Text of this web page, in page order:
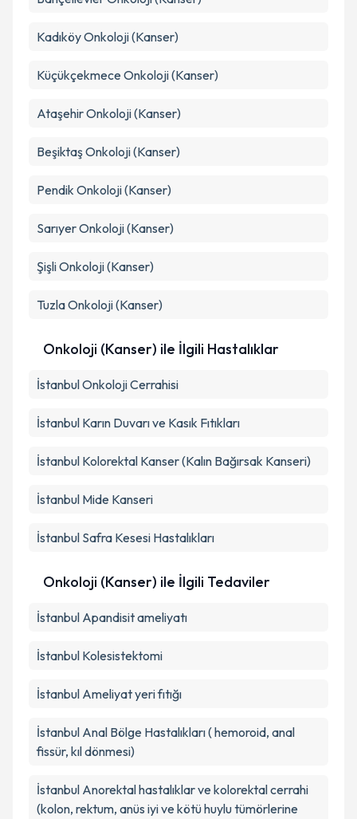
KadıköyOnkoloji (Kanser)
Küçükçekmece Onkoloji (Kanser)
AtaşehirOnkoloji (Kanser)
BeşiktaşOnkoloji (Kanser)
Pendik Onkoloji (Kanser)
SarıyerOnkoloji (Kanser)
ŞişliOnkoloji (Kanser)
TuzlaOnkoloji (Kanser)
Onkoloji (Kanser) ile İlgili Hastalıklar
İstanbul Onkoloji Cerrahisi
İstanbul Karın Duvarı ve Kasık Fıtıkları
İstanbul Kolorektal Kanser (Kalın Bağırsak Kanseri)
İstanbul Mide Kanseri
İstanbul Safra Kesesi Hastalıkları
Onkoloji (Kanser) ile İlgili Tedaviler
İstanbul Apandisit ameliyatı
İstanbul Kolesistektomi
İstanbul Ameliyat yeri fıtığı
İstanbul Anal Bölge Hastalıkları ( hemoroid, anal
fissür, kıl dönmesi)
İstanbul Anorektal hastalıklar ve kolorektal cerrahi
(kolon, rektum, anüs iyi ve kötü huylu tümörlerine